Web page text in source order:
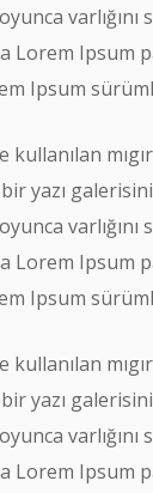
Lorem Ipsum
Ipsum
kullanılan
galerisini
Lorem Ipsum
Ipsum
kullanılan
galerisini
Lorem Ipsum